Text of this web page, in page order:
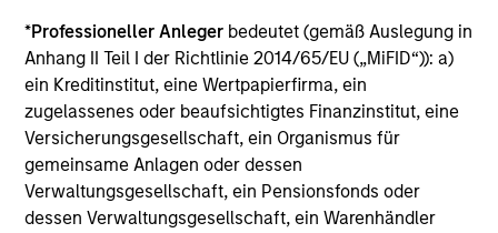
*Professioneller Anleger bedeutet (gemäß Auslegung in
Anhang II Teil I der Richtlinie 2014/65/EU („MiFID“)): a)
ein Kreditinstitut, eine Wertpapierfirma, ein
zugelassenes oder beaufsichtigtes Finanzinstitut, eine
Versicherungsgesellschaft, ein Organismus für
gemeinsame Anlagen oder dessen
Verwaltungsgesellschaft, ein Pensionsfonds oder
dessen Verwaltungsgesellschaft, ein Warenhändler
den jeweils geltenden Gesetzen oder Vorschriften
zuwiderlaufen würde.
Je höher die Kategorie (1-7), desto höher ist der mögliche
Ertrag, aber auch das Risiko, den ursprünglich angelegten
Betrag zu verlieren. Kategorie 1 bedeutet nicht, dass es sich
um eine risikofreie Anlage handelt. Bitte beachten Sie die
BasisInformationsBlatt („BIB“) des Fonds unter Ressourcen,
die Risikoeinstufungen und -hinweise für die einzelnen
Anlageklassen enthalten.